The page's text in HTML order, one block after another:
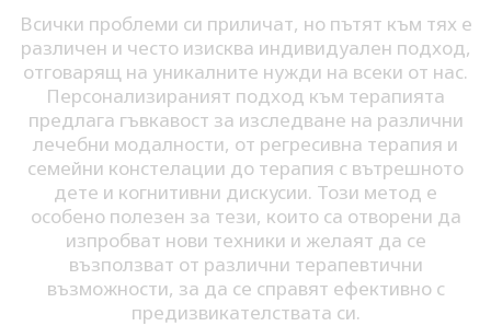
Всички проблеми си приличат, но пътят към тях е
различен и често изисква индивидуален подход,
отговарящ на уникалните нужди на всеки от нас.
Персонализираният подход към терапията
предлага гъвкавост за изследване на различни
лечебни модалности, от регресивна терапия и
семейни констелации до терапия с вътрешното
дете и когнитивни дискусии. Този метод е
особено полезен за тези, които са отворени да
изпробват нови техники и желаят да се
възползват от различни терапевтични
възможности, за да се справят ефективно с
предизвикателствата си.